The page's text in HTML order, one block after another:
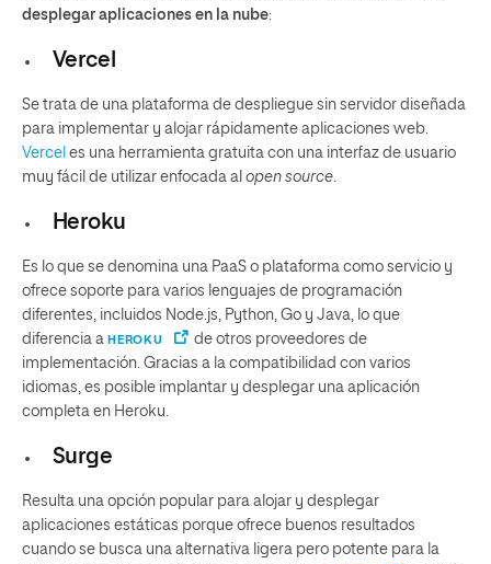
desplegar aplicaciones en la nube:
Vercel
Se trata de una plataforma de despliegue sin servidor diseñada
para implementar y alojar rápidamente aplicaciones web.
Vercel es una herramienta gratuita con una interfaz de usuario
muy fácil de utilizar enfocada al open source
Heroku
Es lo que se denomina una PaaS o plataforma como servicio y
ofrece soporte para varios lenguajes de programación
diferentes, incluidos Node.js, Python, Go y Java, lo que
diferencia a HEROKU
de otros proveedores de
implementación. Gracias a la compatibilidad con varios
idiomas, es posible implantar y desplegar una aplicación
completa en Heroku.
Surge
Resulta una opción popular para alojar y desplegar
aplicaciones estáticas porque ofrece buenos resultados
cuando se busca una alternativa ligera pero potente para la